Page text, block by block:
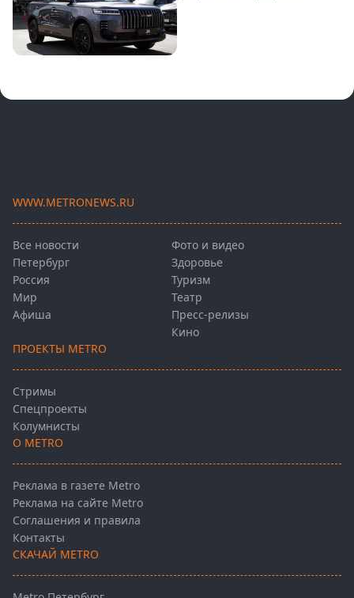
WWW.METRONEWS.RU
Все новости
Петербург
Россия
Мир
Афиша
Фото и видео
Здоровье
Туризм
Театр
Пресс-релизы
Кино
ПРОЕКТЫ METRO
Стримы
Спецпроекты
Колумнисты
О METRO
Реклама в газете Metro
Реклама на сайте Metro
Соглашения и правила
Контакты
СКАЧАЙ METRO